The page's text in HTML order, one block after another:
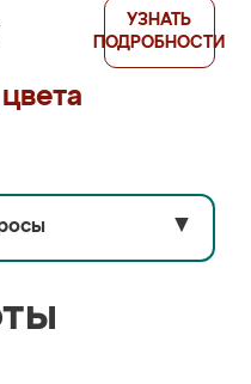
УЗНАТЬ
ПОДРОБНОСТИ
▼